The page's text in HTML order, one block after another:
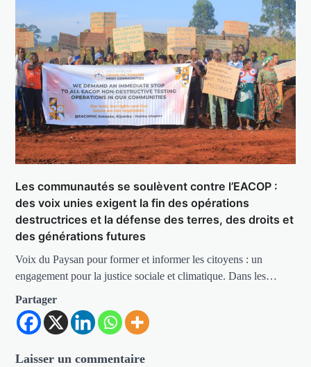
Les communautés se soulèvent contre l’EACOP :
des voix unies exigent la fin des opérations
destructrices et la défense des terres, des droits et
des générations futures
Voix du Paysan pour former et informer les citoyens : un
engagement pour la justice sociale et climatique. Dans les…
Partager
Laisser un commentaire